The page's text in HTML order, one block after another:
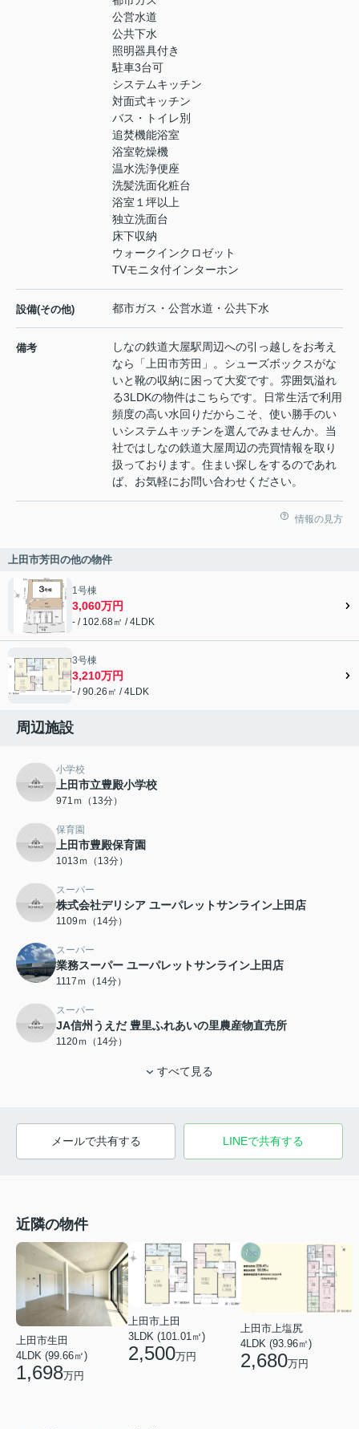
公営水道
公共下水
照明器具付き
駐車3台可
システムキッチン
対面式キッチン
バス・トイレ別
追焚機能浴室
浴室乾燥機
温水洗浄便座
洗髪洗面化粧台
浴室１坪以上
独立洗面台
床下収納
ウォークインクロゼット
TVモニタ付インターホン
設備(その他) 都市ガス・公営水道・公共下水
備考
しなの鉄道大屋駅周辺への引っ越しをお考え
なら「上田市芳田」。シューズボックスがな
いと靴の収納に困って大変です。雰囲気溢れ
る3LDKの物件はこちらです。日常生活で利用
頻度の高い水回りだからこそ、使い勝手のい
いシステムキッチンを選んでみませんか。当
社ではしなの鉄道大屋周辺の売買情報を取り
扱っております。住まい探しをするのであれ
ば、お気軽にお問い合わせください。
情報の見方
上田市芳田の他の物件
1号棟
3,060万円
- / 102.68㎡ / 4LDK
3号棟
3,210万円
- / 90.26㎡ / 4LDK
周辺施設
小学校
上田市立豊殿小学校
971ｍ（13分）
保育園
上田市豊殿保育園
1013ｍ（13分）
スーパー
株式会社デリシア ユーパレットサンライン上田店
1109ｍ（14分）
スーパー
業務スーパー ユーパレットサンライン上田店
1117ｍ（14分）
スーパー
JA信州うえだ 豊里ふれあいの里農産物直売所
1120ｍ（14分）
すべて見る
メールで共有する LINEで共有する
近隣の物件
上田市生田
4LDK (99.66㎡)
1,698万円
上田市上田
3LDK (101.01㎡)
2,500万円
上田市上塩尻
4LDK (93.96㎡)
2,680万円